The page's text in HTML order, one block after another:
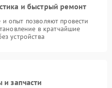
и быстрый ремонт
опыт позволяют провести
в кратчайшие
устройства
и запчасти